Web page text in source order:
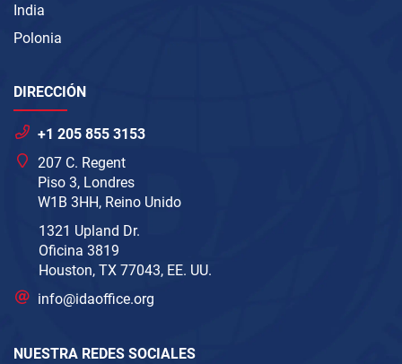
India
Polonia
DIRECCIÓN
+1 205 855 3153
207 C. Regent
Piso 3, Londres
W1B 3HH, Reino Unido
1321 Upland Dr.
Oficina 3819
Houston, TX 77043, EE. UU.
info@idaoffice.org
NUESTRA REDES SOCIALES